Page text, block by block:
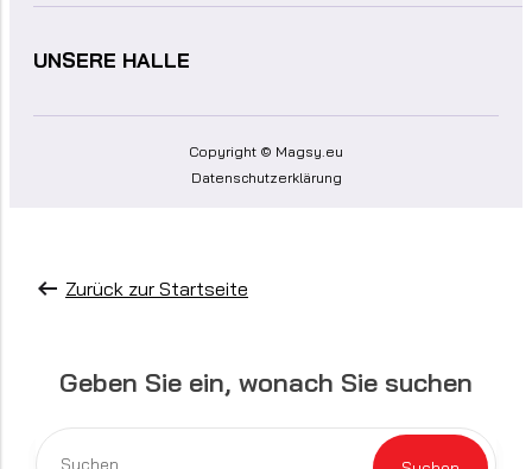
UNSERE HALLE
Copyright © Magsy.eu
Datenschutzerklärung
Zurück zur Startseite
Geben Sie ein, wonach Sie suchen